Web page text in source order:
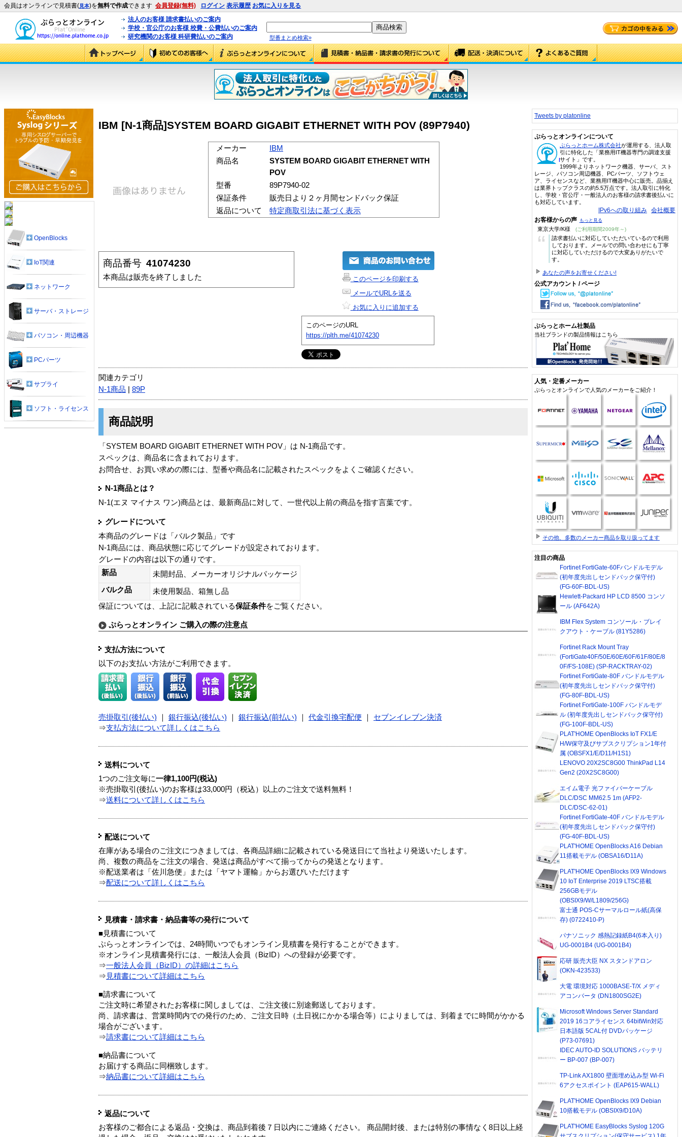
会員はオンラインで見積書(見本)を無料で作成できます 会員登録(無料) ログイン 表示履歴 お気に入りを見る
法人のお客様 請求書払いのご案内
学校・官公庁のお客様 校費・公費払いのご案内
研究機関のお客様 科研費払いのご案内
型番まとめ検索»
IBM [N-1商品]SYSTEM BOARD GIGABIT ETHERNET WITH POV (89P7940)
メーカー
IBM
商品名
SYSTEM BOARD GIGABIT ETHERNET WITH
POV
型番
89P7940-02
保証条件
販売日より２ヶ月間センドバック保証
返品について
特定商取引法に基づく表示
商品番号 41074230
本商品は販売を終了しました
このページを印刷する
メールでURLを送る
お気に入りに追加する
このページのURL
https://plth.me/41074230
関連カテゴリ
N-1商品
89P
商品説明
「SYSTEM BOARD GIGABIT ETHERNET WITH POV」は N-1商品です。
スペックは、商品名に含まれております。
お問合せ、お買い求めの際には、型番や商品名に記載されたスペックをよくご確認ください。
N-1商品とは？
N-1(エヌ マイナス ワン)商品とは、最新商品に対して、一世代以上前の商品を指す言葉です。
グレードについて
本商品のグレードは「バルク製品」です
N-1商品には、商品状態に応じてグレードが設定されております。
グレードの内容は以下の通りです。
新品
未開封品、メーカーオリジナルパッケージ
バルク品
未使用製品、箱無し品
保証については、上記に記載されている保証条件をご覧ください。
ぷらっとオンライン ご購入の際の注意点
支払方法について
以下のお支払い方法がご利用できます。
売掛取引(後払い) 銀行振込(後払い) 銀行振込(前払い) 代金引換宅配便
セブンイレブン決済
⇒支払方法について詳しくはこちら
送料について
1つのご注文毎に一律1,100円(税込)
※売掛取引(後払い)のお客様は33,000円（税込）以上のご注文で送料無料！
⇒送料について詳しくはこちら
配送について
在庫がある場合のご注文につきましては、各商品詳細に記載されている発送日にて当社より発送いたします。
尚、複数の商品をご注文の場合、発送は商品がすべて揃ってからの発送となります。
※配送業者は「佐川急便」または「ヤマト運輸」からお選びいただけます
⇒配送について詳しくはこちら
見積書・請求書・納品書等の発行について
■見積書について
ぷらっとオンラインでは、24時間いつでもオンライン見積書を発行することができます。
※オンライン見積書発行には、一般法人会員（BizID）への登録が必要です。
⇒一般法人会員（BizID）の詳細はこちら
⇒ 見積書について詳細はこちら
■請求書について
ご注文時に希望されたお客様に関しましては、ご注文後に別途郵送しております。
尚、請求書は、営業時間内での発行のため、ご注文日時（土日祝にかかる場合等）によりましては、到着までに時間がかかる
場合がございます。
⇒請求書について詳細はこちら
■納品書について
お届けする商品に同梱致します。
⇒納品書について詳細はこちら
返品について
お客様のご都合による返品・交換は、商品到着後７日以内にご連絡ください。 商品開封後、または特別の事情なく8日以上経
OpenBlocks
IoT関連
ネットワーク
サーバ・ストレージ
パソコン・周辺機器
PCパーツ
サプライ
ソフト・ライセンス
Tweets by platonline
ぷらっとオンラインについて
ぷらっとホーム株式会社が運用する、法人取
引に特化した「業務用IT機器専門の調達支援
サイト」です。
1999年よりネットワーク機器、サーバ、スト
レージ、パソコン周辺機器、PCパーツ、ソフトウェ
ア、ライセンスなど、業務用IT機器中心に販売。品揃え
は業界トップクラスの約5.5万点です。法人取引に特化
し、学校・官公庁・一般法人のお客様の請求書後払いに
も対応しています。
IPv6への取り組み 会社概要
お客様からの声 もっと見る
東京大学/K様 (ご利用期間2009年～)
“
請求書払いに対応していただいているので利用
しております。メールでの問い合わせにも丁寧
に対応していただけるので大変ありがたいで
す。
あなたの声をお寄せください!
公式アカウント / ページ
ぷらっとホーム社製品
当社ブランドの製品情報はこちら
人気・定番メーカー
ぷらっとオンラインで人気のメーカーをご紹介！
その他、多数のメーカー商品を取り扱ってます
注目の商品
Fortinet FortiGate-60Fバンドルモデル
(初年度先出しセンドバック保守付)
(FG-60F-BDL-US)
Hewlett-Packard HP LCD 8500 コンソ
ール (AF642A)
IBM Flex System コンソール・ブレイ
クアウト・ケーブル (81Y5286)
Fortinet Rack Mount Tray
(FortiGate40F/50E/60E/60F/61F/80E/8
0F/FS-108E) (SP-RACKTRAY-02)
Fortinet FortiGate-80F バンドルモデル
(初年度先出しセンドバック保守付)
(FG-80F-BDL-US)
Fortinet FortiGate-100F バンドルモデ
ル (初年度先出しセンドバック保守付)
(FG-100F-BDL-US)
PLAT'HOME OpenBlocks IoT FX1/E
H/W保守及びサブスクリプション1年付
属 (OBSFX1/E/D11/H1S1)
LENOVO 20X2SC8G00 ThinkPad L14
Gen2 (20X2SC8G00)
エイム電子 光ファイバーケーブル
DLC/DSC MM62.5 1m (AFP2-
DLC/DSC-62-01)
Fortinet FortiGate-40F バンドルモデル
(初年度先出しセンドバック保守付)
(FG-40F-BDL-US)
PLAT'HOME OpenBlocks A16 Debian
11搭載モデル (OBSA16/D11A)
PLAT'HOME OpenBlocks IX9 Windows
10 IoT Enterprise 2019 LTSC搭載
256GBモデル
(OBSIX9/W/L1809/256G)
富士通 POS-Cサーマルロール紙(高保
存) (0722410-P)
パナソニック 感熱記録紙B4(6本入り)
UG-0001B4 (UG-0001B4)
応研 販売大臣 NX スタンドアロン
(OKN-423533)
大電 環境対応 1000BASE-T/X メディ
アコンバータ (DN1800SG2E)
Microsoft Windows Server Standard
2019 16コアライセンス 64bitWin対応
日本語版 5CAL付 DVDパッケージ
(P73-07691)
IDEC AUTO-ID SOLUTIONS バッテリ
ー BP-007 (BP-007)
TP-Link AX1800 壁面埋め込み型 Wi-Fi
6アクセスポイント (EAP615-WALL)
PLAT'HOME OpenBlocks IX9 Debian
10搭載モデル (OBSIX9/D10A)
PLAT'HOME EasyBlocks Syslog 120G